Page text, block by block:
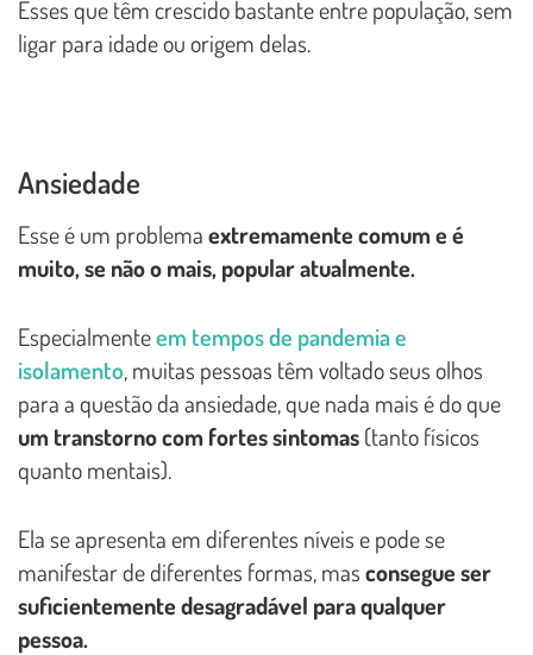
Esses que têm crescido bastante entre população, sem
ligar para idade ou origem delas.
Ansiedade
Esse é um problemaextremamente comum e é
muito, se não o mais, popular atualmente.
Especialmenteem tempos de pandemia e
isolamento, muitas pessoas têm voltado seus olhos
para a questão da ansiedade, que nada mais é do que
um transtorno com fortes sintomas(tanto físicos
quanto mentais).
Ela se apresenta em diferentes níveis e pode se
manifestar de diferentes formas, masconsegue ser
suficientemente desagradável para qualquer
pessoa.